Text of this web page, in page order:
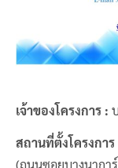
เจ้าของโครงการ :
สถานที่ตั้งโครงการ
(ถนนซอยบางนากา